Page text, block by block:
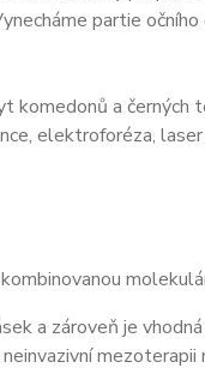
partie
komedonů a
elektroforéza,
a zároveň je